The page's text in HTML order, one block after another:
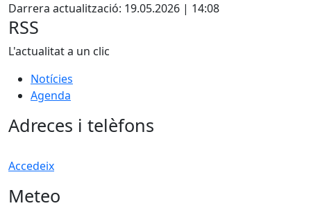
Darrera actualització: 19.05.2026 | 14:08
RSS
L'actualitat a un clic
Notícies
Agenda
Adreces i telèfons
Accedeix
Meteo